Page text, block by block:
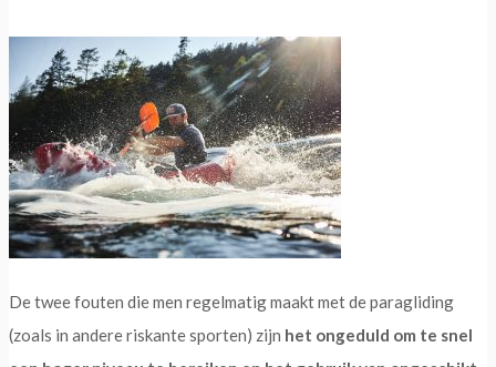
De twee fouten die men regelmatig maakt met de paragliding
(zoals in andere riskante sporten) zijn het ongeduld om te snel